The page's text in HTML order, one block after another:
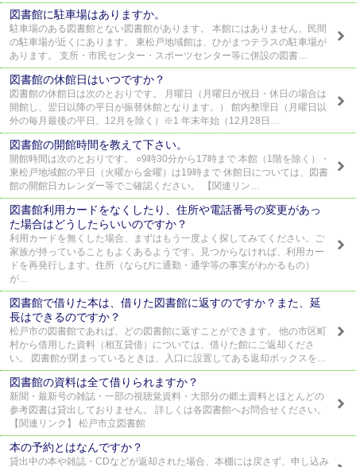
図書館に駐車場はありますか。
駐車場のある図書館とない図書館があります。 本館にはありません。民間
の駐車場が近くにあります。 東松戸地域館は、ひがまつテラスの駐車場が
あります。 支所・市民センター・スポーツセンター等に併設の図書…
図書館の休館日はいつですか？
図書館の休館日は次のとおりです。 月曜日（月曜日が祝日・休日の場合は
開館し、翌日以降の平日が振替休館となります。） 館内整理日（月曜日以
外の毎月最後の平日、12月を除く）※1 年末年始（12月28日…
図書館の開館時間を教えて下さい。
開館時間は次のとおりです。 ○9時30分から17時まで 本館（1階を除く）・
東松戸地域館の平日（火曜から金曜）は19時まで 休館日については、図書
館の開館日カレンダー等でご確認ください。 【関連リン…
図書館利用カードをなくしたり、住所や電話番号の変更があっ
た場合はどうしたらいいのですか？
利用カードを無くした場合、まずはもう一度よく探してみてください。ご
家族が持っていることもよくあるようです。見つからなければ、利用カー
ドを再発行します。住所（ならびに通勤・通学等の事実がわかるもの）
が…
図書館で借りた本は、借りた図書館に返すのですか？また、延
長はできるのですか？
松戸市の図書館であれば、どの図書館に返すことができます。 他の市区町
村から借用した資料（相互貸借）については、借りた館にご返却くださ
い。 図書館が閉まっているときは、入口に設置してある返却ボックスを…
図書館の資料は全て借りられますか？
新聞・最新号の雑誌・一部の視聴覚資料・大部分の郷土資料とほとんどの
参考図書は貸出しておりません。 詳しくは各図書館へお問合せください。
【関連リンク】 松戸市立図書館
本の予約とはなんですか？
貸出中の本や雑誌・CDなどが返却された場合、本棚には戻さず、申し込み